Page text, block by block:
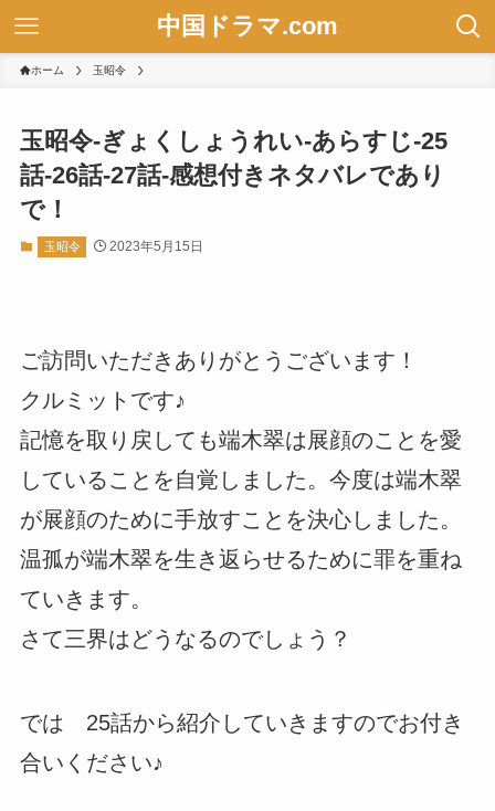
中国ドラマ.com
ホーム 玉昭令
玉昭令-ぎょくしょうれい-あらすじ-25
話-26話-27話-感想付きネタバレであり
で！
玉昭令 2023年5月15日
ご訪問いただきありがとうございます！
クルミットです♪
記憶を取り戻しても端木翠は展顔のことを愛
していることを自覚しました。今度は端木翠
が展顔のために手放すことを決心しました。
温孤が端木翠を生き返らせるために罪を重ね
ていきます。
さて三界はどうなるのでしょう？
では 25話から紹介していきますのでお付き
合いください♪